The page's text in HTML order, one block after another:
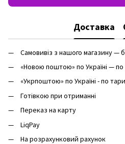
Доставка
Самовивіз з нашого магазину —
«Новою поштою» по Україні —
«Укрпоштою» по Україні - по
Готівкою при отриманні
Переказ на карту
LiqPay
На розрахунковий рахунок